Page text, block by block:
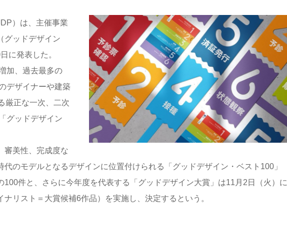
）は、主催事業
グッドデザイン
に発表した。
加、過去最多の
デザイナーや建築
厳正な一次、二次
グッドデザイン
美性、完成度な
代のモデルとなるデザインに位置付けられる「グッドデザイン・ベスト100」
100件と、さらに今年度を代表する「グッドデザイン大賞」は11月2日（火）
リスト＝大賞候補6作品）を実施し、決定するという。